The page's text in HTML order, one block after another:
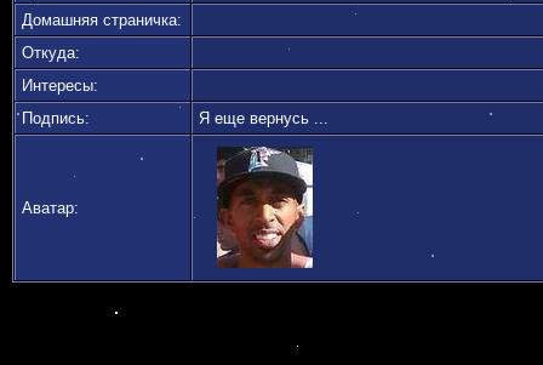
Домашняя страничка:
Откуда:
Интересы:
Подпись:
Я еще вернусь ...
Аватар: